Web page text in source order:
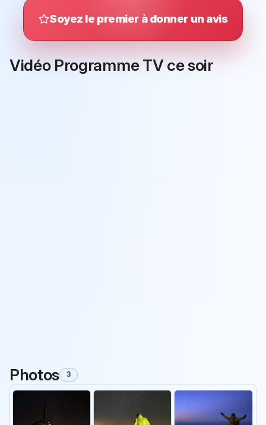
Soyez le premier à donner un avis
Vidéo Programme TV ce soir
Photos 3